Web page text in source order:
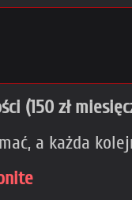
(150 zł
a każda